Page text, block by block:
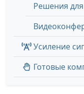
Решения
Усиление
Готовые